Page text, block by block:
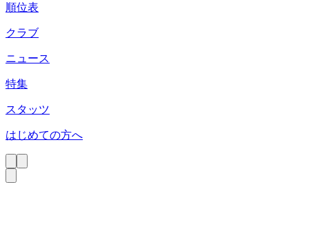
順位表
クラブ
ニュース
特集
スタッツ
はじめての方へ